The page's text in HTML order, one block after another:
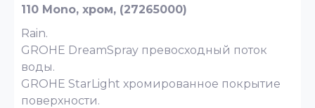
110 Mono, хром, (27265000)
Rain.
GROHE DreamSpray превосходный поток
воды.
GROHE StarLight хромированное покрытие
поверхности.